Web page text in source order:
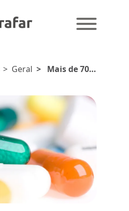
> Geral > Mais de 70%
consumidores
já compraram
pelo menos um
medicamento
genérico